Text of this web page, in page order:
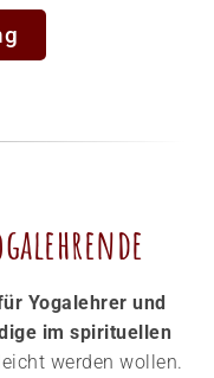
Yogalehrer und
im spirituellen
werden wollen.